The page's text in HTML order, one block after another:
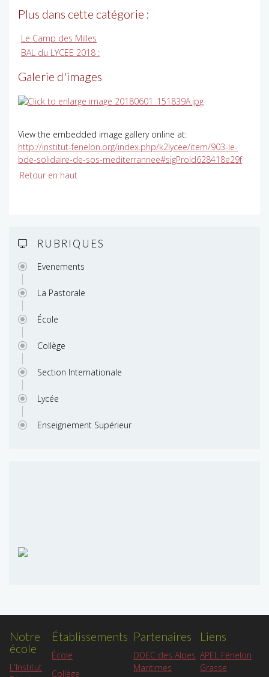
Plus dans cette catégorie :
Le Camp des Milles
BAL du LYCEE 2018 :
Galerie d'images
View the embedded image gallery online at:
http://institut-fenelon.org/index.php/k2lycee/item/903-le-
bde-solidaire-de-sos-mediterrannee#sigProId628418e29f
Retour en haut
RUBRIQUES
Evenements
La Pastorale
École
Collège
Section Internationale
Lycée
Enseignement Supérieur
Notre
école
L'Institut
Établissements
École
Collège
Partenaires
DDEC des Alpes
Maritimes
Liens
APEL Fénelon
Grasse